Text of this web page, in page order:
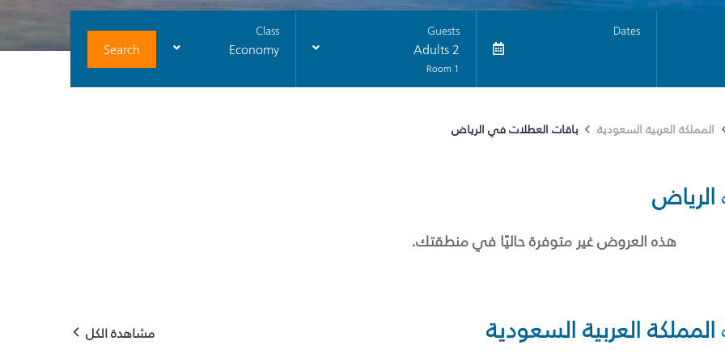
Dates
Guests
2 Adults
1 Room
Class
Economy
Search
المملكة العربية السعودية باقات العطلات في الرياض
الرياض
هذه العروض غير متوفرة حاليًا في منطقتك.
المملكة العربية السعودية مشاهدة الكل